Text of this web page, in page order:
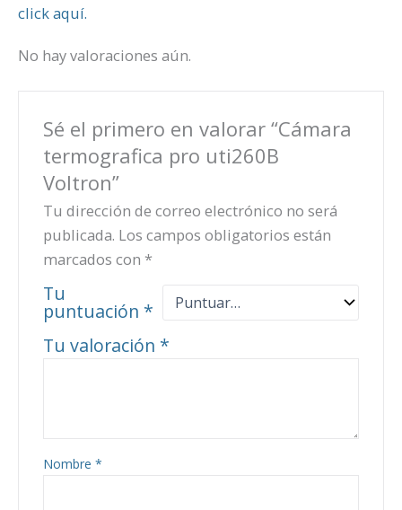
click aquí.
No hay valoraciones aún.
Sé el primero en valorar “Cámara
termografica pro uti260B
Voltron”
Tu dirección de correo electrónico no será
publicada. Los campos obligatorios están
marcados con *
Tu
puntuación *
Tu valoración *
Nombre*